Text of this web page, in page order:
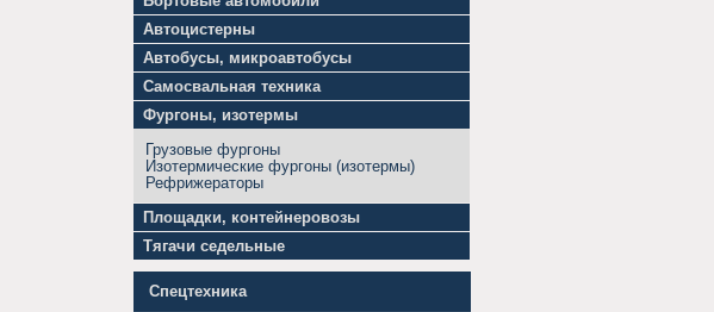
Грузовики
бортовые
Длинномеры
Гидроманипуляторы
Грузовики
тентованные
Грузовики
Автоцистерны
Бензовозы
Битумовозы,
нефтевозы
Топливозаправщики
Химические
цистерны
Цементовозы
Автобусы, микроавтобусы
Автобусы
Микроавтобусы
грузовые
Микроавтобусы
пассажирские
Самосвальная техника
Самосвалы
Самосвалы
полуприцепы
Мини-
самосвалы
Фургоны, изотермы
Грузовые фургоны
Изотермические фургоны (изотермы)
Рефрижераторы
Площадки, контейнеровозы
Контейнеровозы
Мультилифты
Тралы,
платформы
Тягачи седельные
Тягачи
седельные
Спецтехника